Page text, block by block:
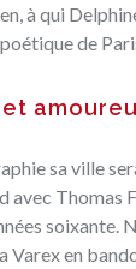
à qui
de
sa ville
avec Thomas
soixante.
Varex en